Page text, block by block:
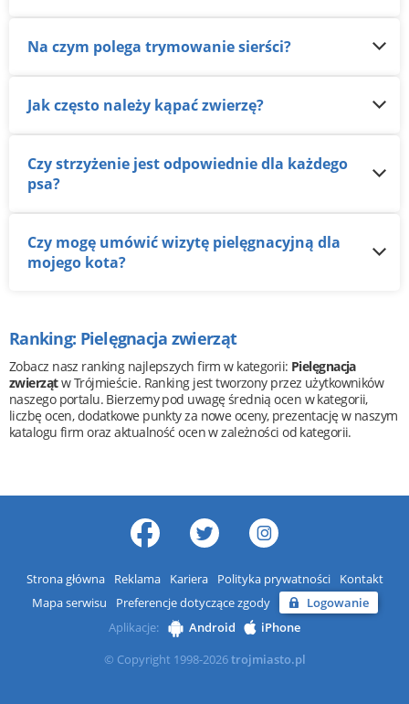
Na czym polega trymowanie sierści?
Jak często należy kąpać zwierzę?
Czy strzyżenie jest odpowiednie dla każdego
psa?
Czy mogę umówić wizytę pielęgnacyjną dla
mojego kota?
Ranking: Pielęgnacja zwierząt
Zobacz nasz ranking najlepszych firm w kategorii: Pielęgnacja
zwierzątw Trójmieście. Ranking jest tworzony przez użytkowników
naszego portalu. Bierzemy pod uwagę średnią ocen w kategorii,
liczbę ocen, dodatkowe punkty za nowe oceny, prezentację w naszym
katalogu firm oraz aktualność ocen w zależności od kategorii.
Strona główna Reklama Kariera Polityka prywatności
Kontakt
Mapa serwisu
Preferencje dotyczące zgody
Logowanie
Aplikacje:
Android
iPhone
© Copyright 1998-2026trojmiasto.pl